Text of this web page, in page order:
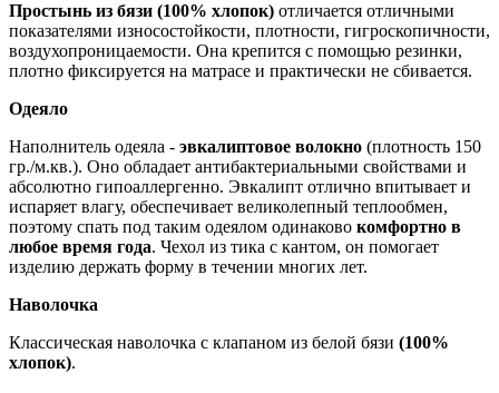
Простынь из бязи (100% хлопок) отличается отличными
показателями износостойкости, плотности, гигроскопичности,
воздухопроницаемости. Она крепится с помощью резинки,
плотно фиксируется на матрасе и практически не сбивается.
Одеяло
Наполнитель одеяла - эвкалиптовое волокно (плотность 150
гр./м.кв.). Оно обладает антибактериальными свойствами и
абсолютно гипоаллергенно. Эвкалипт отлично впитывает и
испаряет влагу, обеспечивает великолепный теплообмен,
поэтому спать под таким одеялом одинаково комфортно в
любое время года. Чехол из тика с кантом, он помогает
изделию держать форму в течении многих лет.
Наволочка
Классическая наволочка с клапаном из белой бязи (100%
хлопок).